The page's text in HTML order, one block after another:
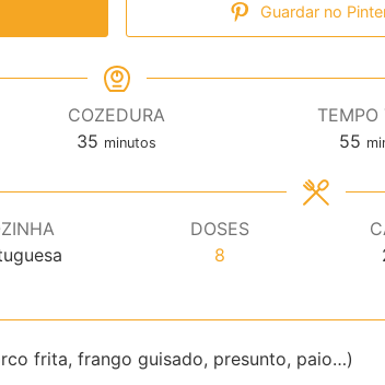
Guardar no
COZEDURA
35 minutos
minutos
TEMPO
55
DOSES
8
frita, frango guisado, presunto, paio…)